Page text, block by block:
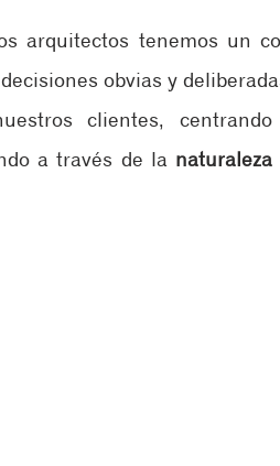
arquitectos tenemos un
obvias y
clientes,
a través de la naturaleza